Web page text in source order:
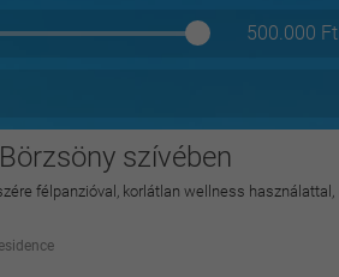
500.000 Ft
szívében
félpanzióval, korlátlan wellness használattal,